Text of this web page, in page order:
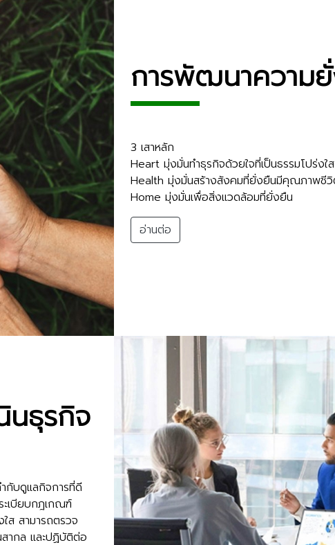
การพัฒนาความ
3 เสาหลัก
Heart มุ่งมั่นทำธุรกิจด้วยใจที่เป็นธรรมโปร่งใ
Health มุ่งมั่นสร้างสังคมที่ยั่งยืนมีคุณภาพชีวิ
Home มุ่งมั่นเพื่อสิ่งแวดล้อมที่ยั่งยืน
อ่านต่อ
นธุรกิจ
กับดูแลกิจการที่ดี
เบียบกฎเกณฑ์
ส สามารถตรวจ
ากล และปฏิบัติต่อ